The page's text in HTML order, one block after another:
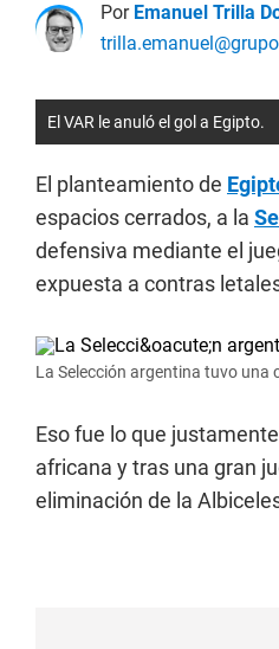
Por Emanuel Trilla
El VAR le anuló el gol a Egipto.
El planteamiento de
espacios cerrados, a la
defensiva mediante el
expuesta a contras
La Selección argentina tuvo una
Eso fue lo que
africana y tras una gran
eliminación de la